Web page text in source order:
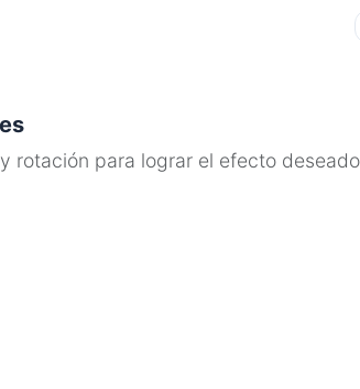
rotación para lograr el efecto